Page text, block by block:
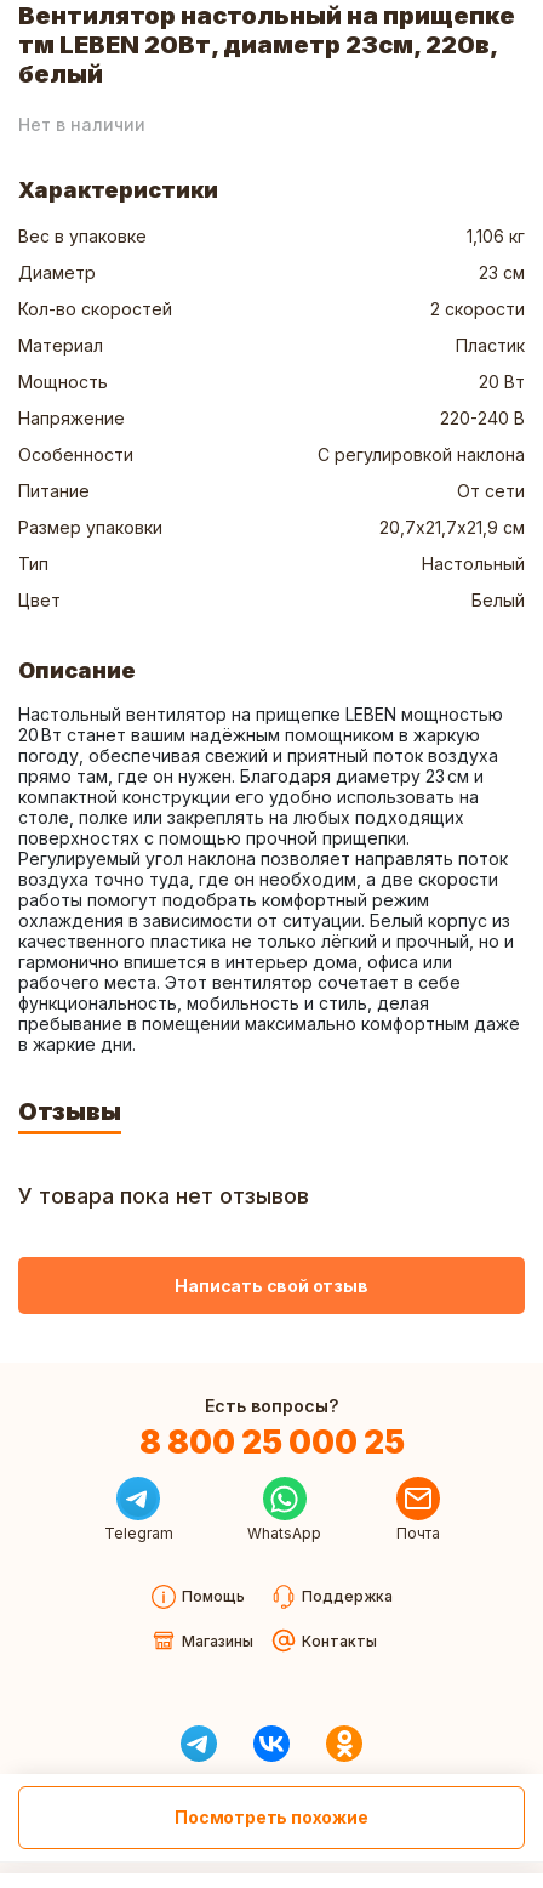
Вентилятор настольный на прищепке
тм LEBEN 20Вт, диаметр 23см, 220в,
белый
Нет в наличии
Посмотреть похожие
Характеристики
Вес в упаковке
1,106 кг
Диаметр
23 см
Кол-во скоростей
2 скорости
Материал
Пластик
Мощность
20 Вт
Напряжение
220-240 В
Особенности
С регулировкой наклона
Питание
От сети
Размер упаковки
20,7х21,7х21,9 см
Тип
Настольный
Цвет
Белый
Описание
Настольный вентилятор на прищепке LEBEN мощностью
20 Вт станет вашим надёжным помощником в жаркую
погоду, обеспечивая свежий и приятный поток воздуха
прямо там, где он нужен. Благодаря диаметру 23 см и
компактной конструкции его удобно использовать на
столе, полке или закреплять на любых подходящих
поверхностях с помощью прочной прищепки.
Регулируемый угол наклона позволяет направлять поток
воздуха точно туда, где он необходим, а две скорости
работы помогут подобрать комфортный режим
охлаждения в зависимости от ситуации. Белый корпус из
качественного пластика не только лёгкий и прочный, но и
гармонично впишется в интерьер дома, офиса или
рабочего места. Этот вентилятор сочетает в себе
функциональность, мобильность и стиль, делая
пребывание в помещении максимально комфортным даже
в жаркие дни.
Отзывы
У товара пока нет отзывов
Написать свой отзыв
Есть вопросы?
8 800 25 000 25
Telegram WhatsApp Почта
Помощь Поддержка
Магазины Контакты